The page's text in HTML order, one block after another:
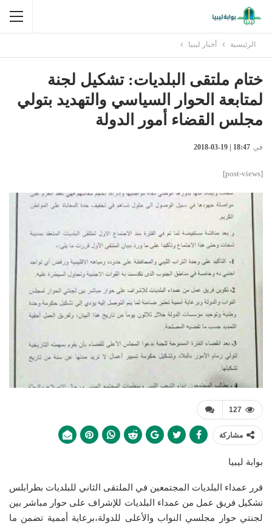
الرئيسية أخبار ليبيا
ختام ملتقى البلديات: تشكيل لجنة
لمتابعة الحوار السياسي والتهديد بتولي
مجلس القضاء أمور الدولة
في 18:47 | 19-03-2018
[post-views]
127
مشاركة
بوابة ليبيا
قرر عمداء البلديات المجتمعين في الملتقى الثاني للبلديات بطرابلس
تشكيل فريق عمل من عمداء البلديات للإشراف على حوار مباشر بين
لجنتي حوار مجلسي النواب والأعلى للدولة،برعاية أممية تضمن ما